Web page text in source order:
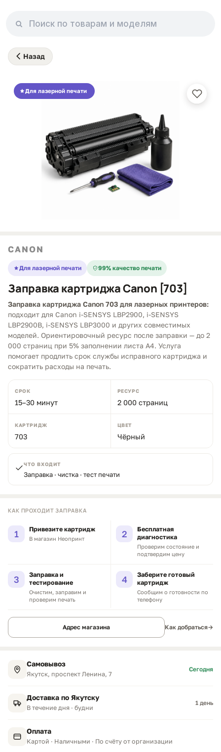
Назад
Для лазерной печати
CANON
Для лазерной печати 99% качество печати
Заправка картриджа Canon [703]
Заправка картриджа Canon 703 для лазерных принтеров:
подходит для Canon i-SENSYS LBP2900, i-SENSYS
LBP2900B, i-SENSYS LBP3000 и других совместимых
моделей. Ориентировочный ресурс после заправки — до 2
000 страниц при 5% заполнении листа A4. Услуга
помогает продлить срок службы исправного картриджа и
сократить расходы на печать.
СРОК
15–30 минут
РЕСУРС
2 000 страниц
КАРТРИДЖ
703
ЦВЕТ
Чёрный
ЧТО ВХОДИТ
Заправка · чистка · тест печати
КАК ПРОХОДИТ ЗАПРАВКА
1 Привезите картридж
В магазин Неопринт 2
Бесплатная
диагностика
Проверим состояние и
подтвердим цену
3
Заправка и
тестирование
Очистим, заправим и
проверим печать
4
Заберите готовый
картридж
Сообщим о готовности по
телефону
Адрес магазина Как добраться→
Самовывоз
Якутск, проспект Ленина, 7
Сегодня
Доставка по Якутску
В течение дня · будни
1 день
Оплата
Картой · Наличными · По счёту от организации